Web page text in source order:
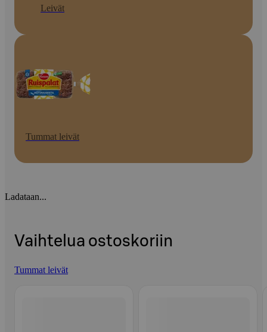
Leivät
Tummat leivät
Ladataan...
Vaihtelua ostoskoriin
Tummat leivät